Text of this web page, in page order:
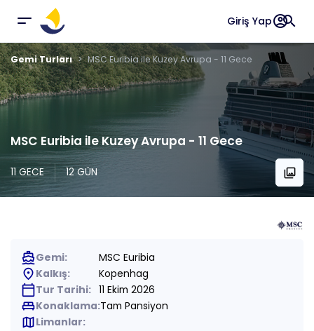
Giriş Yapaccount_circlesearch
Gemi Turları MSC Euribia ile Kuzey Avrupa - 11 Gece
MSC Euribia ile Kuzey Avrupa - 11 Gece
11 GECE 12 GÜN collections
directions_boatGemi: MSC Euribia
place Kalkış: Kopenhag
calendar_todayTur Tarihi: 11 Ekim 2026
king_bedKonaklama:Tam Pansiyon
map Limanlar: